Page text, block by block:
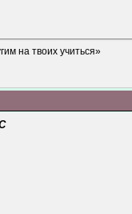
на твоих учиться»